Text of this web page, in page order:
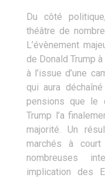
Du côté
théâtre de
L’évènement
de Donald Trump
à l’issue d’une
qui aura
pensions que le
Trump l’a
majorité. Un
marchés à
nombreuses
implication des